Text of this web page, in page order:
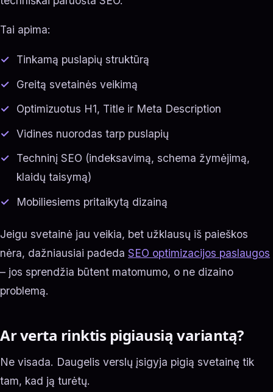
Tai apima:
Tinkamą puslapių struktūrą
Greitą svetainės veikimą
Optimizuotus H1, Title ir Meta Description
Vidines nuorodas tarp puslapių
Techninį SEO (indeksavimą, schema žymėjimą,
klaidų taisymą)
Mobiliesiems pritaikytą dizainą
Jeigu svetainė jau veikia, bet užklausų iš paieškos
nėra, dažniausiai padeda SEO optimizacijos paslaugos
– jos sprendžia būtent matomumo, o ne dizaino
problemą.
Ar verta rinktis pigiausią variantą?
Ne visada. Daugelis verslų įsigyja pigią svetainę tik
tam, kad ją turėtų.